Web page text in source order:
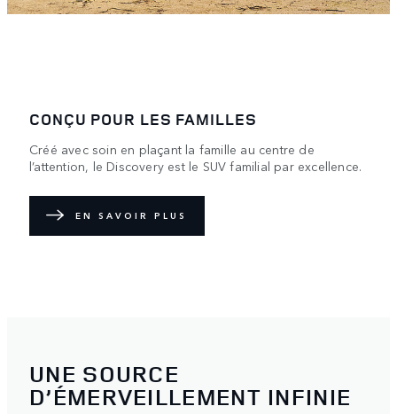
CONÇU POUR LES FAMILLES
Créé avec soin en plaçant la famille au centre de
l’attention, le Discovery est le SUV familial par excellence.
EN SAVOIR PLUS
UNE SOURCE
D’ÉMERVEILLEMENT INFINIE